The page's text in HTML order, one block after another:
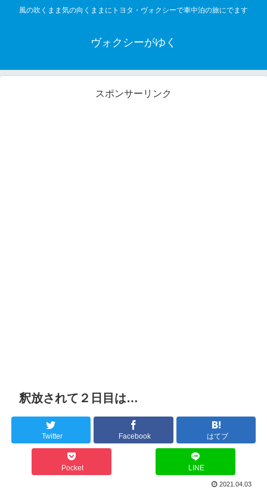
風の吹くまま気の向くままにトヨタ・ヴォクシーで車中泊の旅にでます
ヴォクシーがゆく
スポンサーリンク
釈放されて２日目は…
Twitter Facebook はてブ
Pocket LINE
2021.04.03